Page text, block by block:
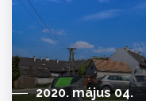
2020. május 04.